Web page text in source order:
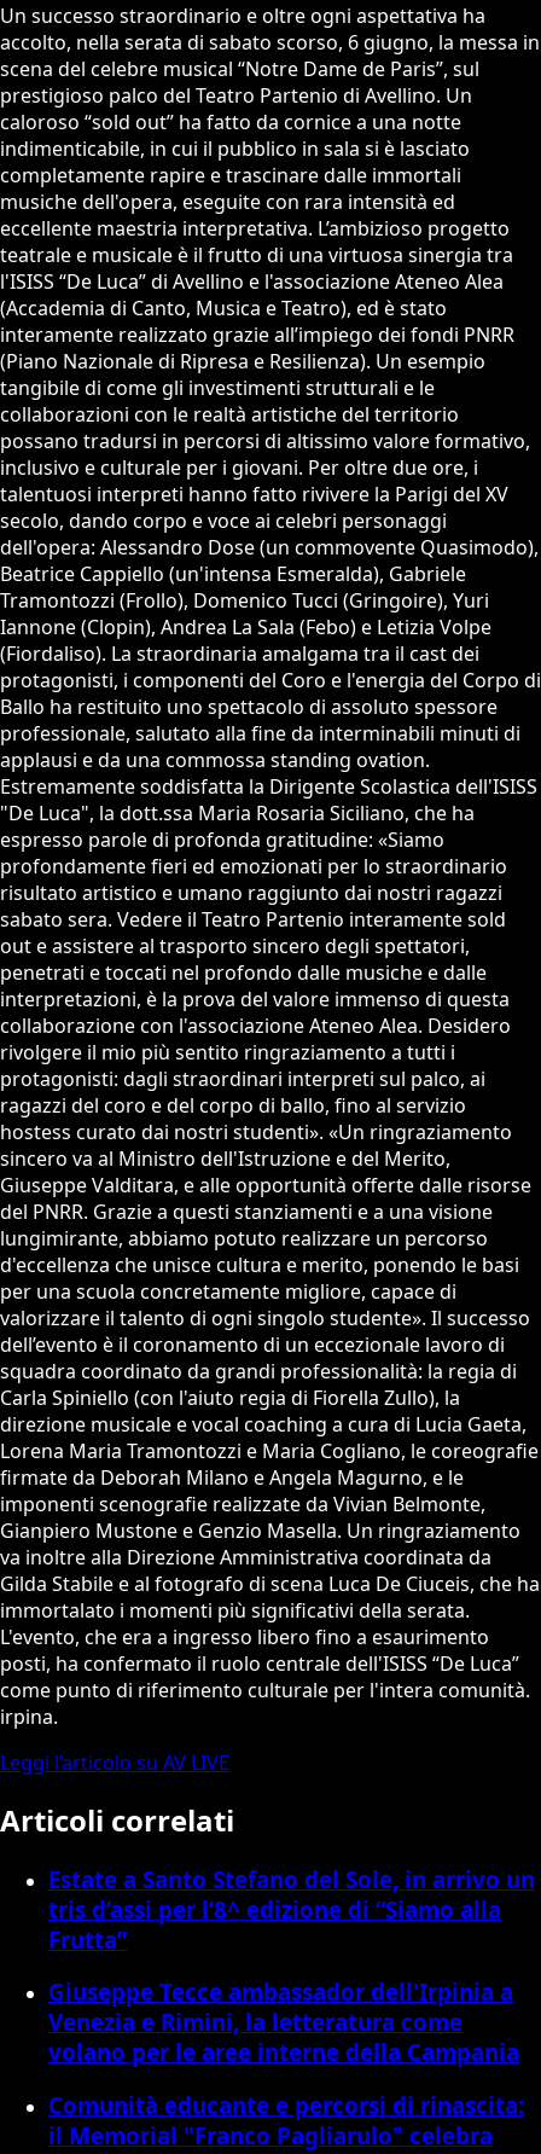
Un successo straordinario e oltre ogni aspettativa ha
accolto, nella serata di sabato scorso, 6 giugno, la messa in
scena del celebre musical “Notre Dame de Paris”, sul
prestigioso palco del Teatro Partenio di Avellino. Un
caloroso “sold out” ha fatto da cornice a una notte
indimenticabile, in cui il pubblico in sala si è lasciato
completamente rapire e trascinare dalle immortali
musiche dell'opera, eseguite con rara intensità ed
eccellente maestria interpretativa. L’ambizioso progetto
teatrale e musicale è il frutto di una virtuosa sinergia tra
l'ISISS “De Luca” di Avellino e l'associazione Ateneo Alea
(Accademia di Canto, Musica e Teatro), ed è stato
interamente realizzato grazie all’impiego dei fondi PNRR
(Piano Nazionale di Ripresa e Resilienza). Un esempio
tangibile di come gli investimenti strutturali e le
collaborazioni con le realtà artistiche del territorio
possano tradursi in percorsi di altissimo valore formativo,
inclusivo e culturale per i giovani. Per oltre due ore, i
talentuosi interpreti hanno fatto rivivere la Parigi del XV
secolo, dando corpo e voce ai celebri personaggi
dell'opera: Alessandro Dose (un commovente Quasimodo),
Beatrice Cappiello (un'intensa Esmeralda), Gabriele
Tramontozzi (Frollo), Domenico Tucci (Gringoire), Yuri
Iannone (Clopin), Andrea La Sala (Febo) e Letizia Volpe
(Fiordaliso). La straordinaria amalgama tra il cast dei
protagonisti, i componenti del Coro e l'energia del Corpo di
Ballo ha restituito uno spettacolo di assoluto spessore
professionale, salutato alla fine da interminabili minuti di
applausi e da una commossa standing ovation.
Estremamente soddisfatta la Dirigente Scolastica dell'ISISS
"De Luca", la dott.ssa Maria Rosaria Siciliano, che ha
espresso parole di profonda gratitudine: «Siamo
profondamente fieri ed emozionati per lo straordinario
risultato artistico e umano raggiunto dai nostri ragazzi
sabato sera. Vedere il Teatro Partenio interamente sold
out e assistere al trasporto sincero degli spettatori,
penetrati e toccati nel profondo dalle musiche e dalle
interpretazioni, è la prova del valore immenso di questa
collaborazione con l'associazione Ateneo Alea. Desidero
rivolgere il mio più sentito ringraziamento a tutti i
protagonisti: dagli straordinari interpreti sul palco, ai
ragazzi del coro e del corpo di ballo, fino al servizio
hostess curato dai nostri studenti». «Un ringraziamento
sincero va al Ministro dell'Istruzione e del Merito,
Giuseppe Valditara, e alle opportunità offerte dalle risorse
del PNRR. Grazie a questi stanziamenti e a una visione
lungimirante, abbiamo potuto realizzare un percorso
d'eccellenza che unisce cultura e merito, ponendo le basi
per una scuola concretamente migliore, capace di
valorizzare il talento di ogni singolo studente». Il successo
dell’evento è il coronamento di un eccezionale lavoro di
squadra coordinato da grandi professionalità: la regia di
Carla Spiniello (con l'aiuto regia di Fiorella Zullo), la
direzione musicale e vocal coaching a cura di Lucia Gaeta,
Lorena Maria Tramontozzi e Maria Cogliano, le coreografie
firmate da Deborah Milano e Angela Magurno, e le
imponenti scenografie realizzate da Vivian Belmonte,
Gianpiero Mustone e Genzio Masella. Un ringraziamento
va inoltre alla Direzione Amministrativa coordinata da
Gilda Stabile e al fotografo di scena Luca De Ciuceis, che ha
immortalato i momenti più significativi della serata.
L'evento, che era a ingresso libero fino a esaurimento
posti, ha confermato il ruolo centrale dell'ISISS “De Luca”
come punto di riferimento culturale per l'intera comunità.
irpina.
Leggi l’articolo su AV LIVE
Articoli correlati
Estate a Santo Stefano del Sole, in arrivo un
tris d’assi per l’8^ edizione di “Siamo alla
Frutta”
Giuseppe Tecce ambassador dell'Irpinia a
Venezia e Rimini, la letteratura come
volano per le aree interne della Campania
Comunità educante e percorsi di rinascita:
il Memorial "Franco Pagliarulo" celebra